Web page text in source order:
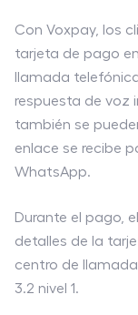
Con Voxpay, los
tarjeta de pago
llamada
respuesta de voz
también se
enlace se recibe
WhatsApp.
Durante el pago,
detalles de la
centro de
3.2 nivel 1.